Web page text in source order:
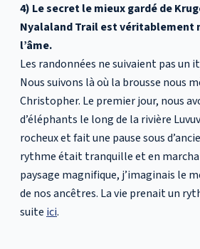
4) Le secret le mieux gardé de
Nyalaland Trail est véritablement
l’âme.
Les randonnées ne suivaient pas un
Nous suivons là où la brousse nous
Christopher. Le premier jour, nous
d’éléphants le long de la rivière
rocheux et fait une pause sous
rythme était tranquille et en
paysage magnifique, j’imaginais le
de nos ancêtres. La vie prenait un
suite ici.